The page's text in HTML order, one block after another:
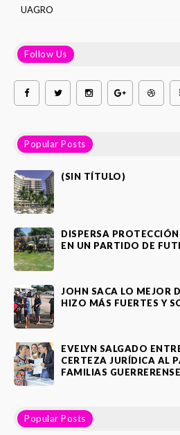
UAGRO
Follow Us
Popular Posts
(SIN TÍTULO)
DISPERSA
EN UN PARTIDO DE
JOHN SACA LO MEJOR
HIZO MÁS FUERTES Y
EVELYN SALGADO
CERTEZA JURÍDICA AL
FAMILIAS
Popular Posts